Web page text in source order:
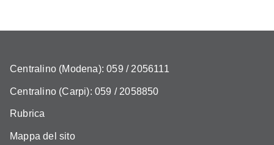
Centralino (Modena): 059 / 2056111
Centralino (Carpi): 059 / 2058850
Rubrica
Mappa del sito